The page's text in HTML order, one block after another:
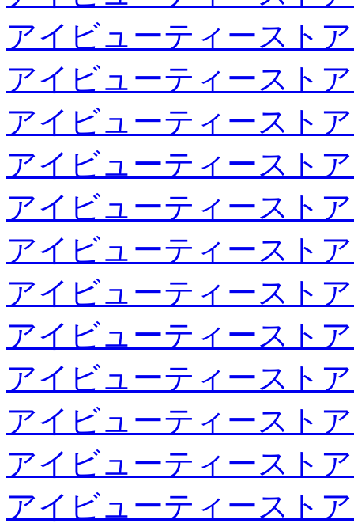
アイビューティースト
アイビューティースト
アイビューティースト
アイビューティースト
アイビューティースト
アイビューティースト
アイビューティースト
アイビューティースト
アイビューティースト
アイビューティースト
アイビューティースト
アイビューティースト